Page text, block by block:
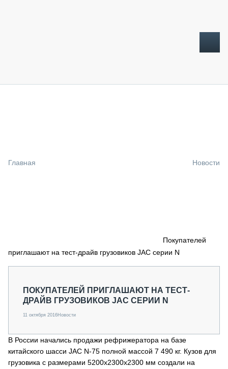
СПЕЦПРОЕКТЫ
О ПРОЕКТЕ
Главная Новости
Покупателей
приглашают на тест-драйв грузовиков JAC серии N
ПОКУПАТЕЛЕЙ ПРИГЛАШАЮТ НА ТЕСТ-
ДРАЙВ ГРУЗОВИКОВ JAC СЕРИИ N
11 октября 2016Новости
В России начались продажи рефрижератора на базе
китайского шасси JAC N-75 полной массой 7 490 кг. Кузов для
грузовика с размерами 5200х2300х2300 мм создали на